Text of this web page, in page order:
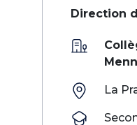
Direction
La